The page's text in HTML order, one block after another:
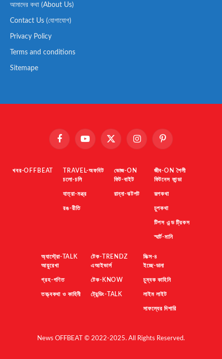
আমাদের কথা (About Us)
Contact Us (যোগাযোগ)
Privacy Policy
Terms and conditions
Sitemape
FacebookYouTube X
InstagramPinterest
খবর-OFFBEAT
TRAVEL-অফবিট
চলো-চলি
যাত্রা-মন্ত্র
রঙ-রীতি
ভোজ-ON
ফিট-বাইট
রান্না-ঝটপট
জীব-ON শৈলী
ফিটনেস ফান্ডা
রূপকথা
চুপকথা
টিপস এন্ড ট্রিকস
স্মার্ট-মানি
অ্যাস্ট্রো-TALK
আয়ুরেখা
গ্রহ-গণিত
তত্ত্বকথা ও কাহিনী
টেক-TRENDZ
এআইভার্স
টেক-KNOW
ট্রেন্ডিং-TALK
মিক্স-৪
ইচ্ছে-ডানা
চুম্বক কাহিনি
লাইম লাইট
সাফল্যের দিশারি
News OFFBEAT © 2022-2025. All Rights Reserved.